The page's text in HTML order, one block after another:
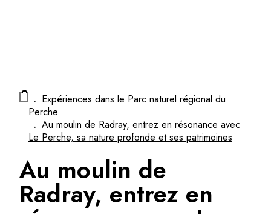
. Expériences dans le Parc naturel régional du
Perche
. Au moulin de Radray, entrez en résonance avec
Le Perche, sa nature profonde et ses patrimoines
Au moulin de
Radray, entrez en